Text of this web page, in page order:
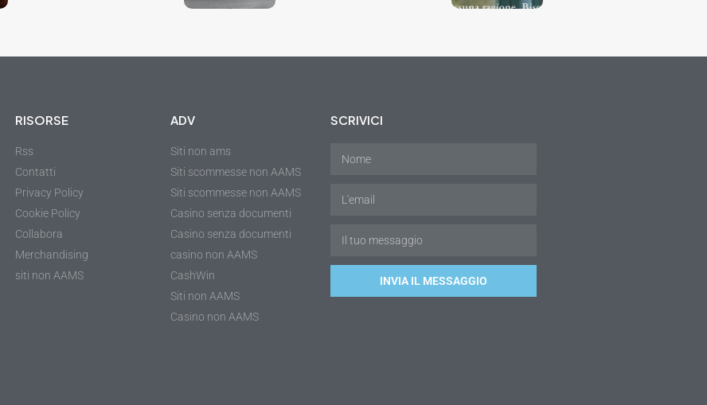
RISORSE
Rss
Contatti
Privacy Policy
Cookie Policy
Collabora
Merchandising
siti non AAMS
ADV
Siti non ams
Siti scommesse non AAMS
Siti scommesse non AAMS
Casino senza documenti
Casino senza documenti
casino non AAMS
CashWin
Siti non AAMS
Casino non AAMS
SCRIVICI
INVIA IL MESSAGGIO